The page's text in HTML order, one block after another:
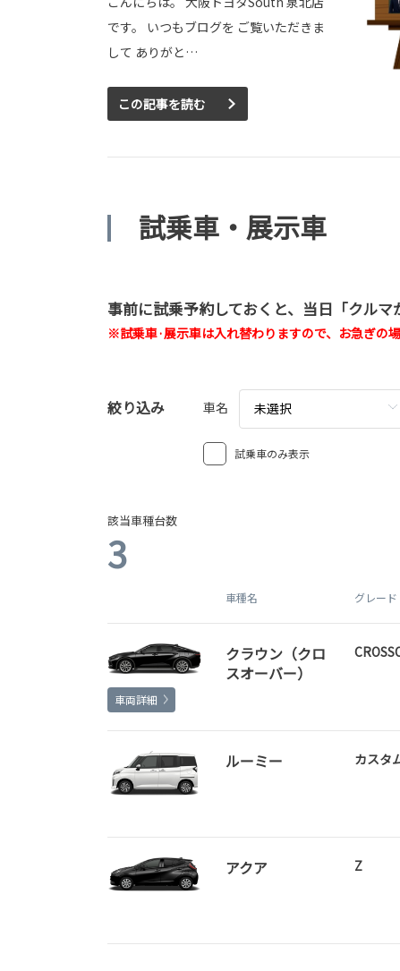
です。 いつもブログを ご覧いただきま
して ありがと…
この記事を読む
試乗車・展示車
事前に試乗予約しておくと、当日「クル
※試乗車·展示車は入れ替わりますので、お急ぎの
絞り込み 車名 未選択
試乗車のみ表示
該当車種台数
3
車種名 グレード
クラウン（クロ
スオーバー）
車両詳細
ルーミー カスタ
アクア Z